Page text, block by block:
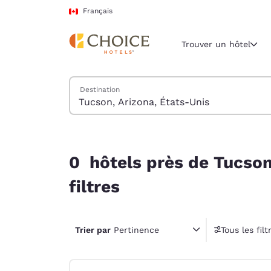
Passer à Contenu Principal
Français
Région et
Amériques
América
Trouver un hôtel
Trouver des hôtels
Destination
0 hôtels près de
filtres
Trier par Pertinence Tous les
1